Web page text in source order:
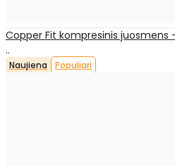
Copper Fit kompresinis juosmens
..
Naujiena Populiari